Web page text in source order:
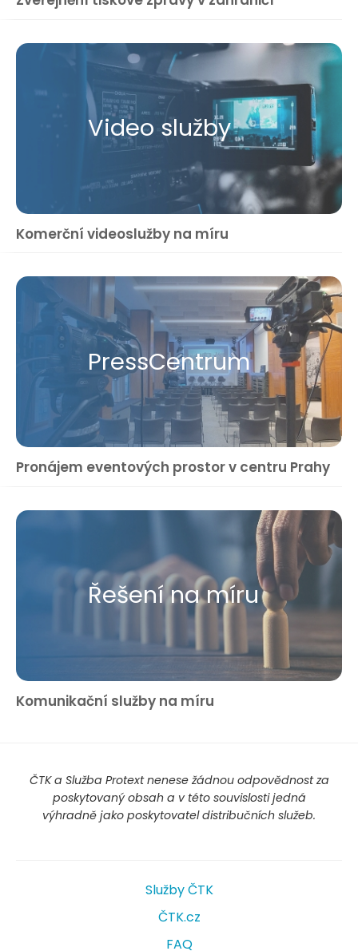
Video služby
Komerční videoslužby na míru
Press​Centrum
Pronájem eventových prostor v centru Prahy
Řešení na míru
Komunikační služby na míru
ČTK a Služba Protext nenese žádnou odpovědnost za
poskytovaný obsah a v této souvislosti jedná
výhradně jako poskytovatel distribučních služeb.
Služby ČTK
ČTK.cz
FAQ